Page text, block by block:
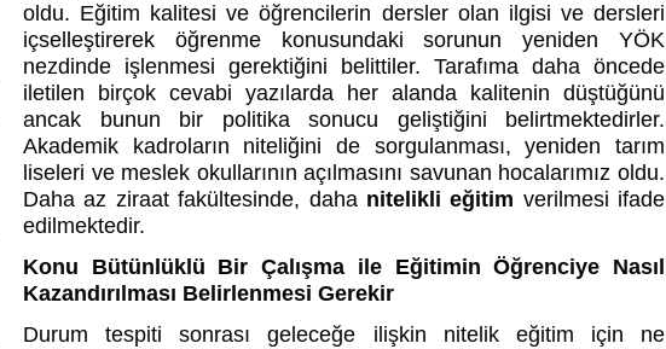
oldu. Eğitim kalitesi ve öğrencilerin dersler olan ilgisi ve dersleri
içselleştirerek öğrenme konusundaki sorunun yeniden YÖK
nezdinde işlenmesi gerektiğini belittiler. Tarafıma daha öncede
iletilen birçok cevabi yazılarda her alanda kalitenin düştüğünü
ancak bunun bir politika sonucu geliştiğini belirtmektedirler.
Akademik kadroların niteliğini de sorgulanması, yeniden tarım
liseleri ve meslek okullarının açılmasını savunan hocalarımız oldu.
Daha az ziraat fakültesinde, daha nitelikli eğitim verilmesi ifade
edilmektedir.
Konu Bütünlüklü Bir Çalışma ile Eğitimin Öğrenciye Nasıl
Kazandırılması Belirlenmesi Gerekir
Durum tespiti sonrası geleceğe ilişkin nitelik eğitim için ne